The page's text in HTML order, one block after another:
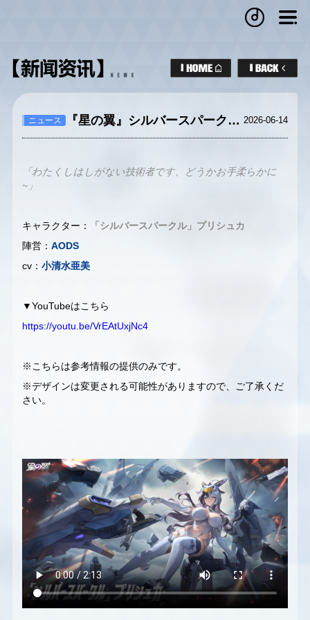
ニュース 『星の翼』シルバースパークル－プリシュカPV 2026-06-14
「わたくしはしがない技術者です、どうかお手柔らかに
~」
キャラクター：
「シルバースパークル」プリシュカ
陣営：AODS
cv：小清水亜美
▼YouTubeはこちら
https://youtu.be/VrEAtUxjNc4
※こちらは参考情報の提供のみです。
※デザインは変更される可能性がありますので、ご了承くだ
さい。